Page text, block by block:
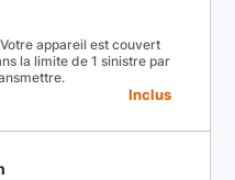
Votre appareil est couvert
la limite de 1 sinistre par
Inclus